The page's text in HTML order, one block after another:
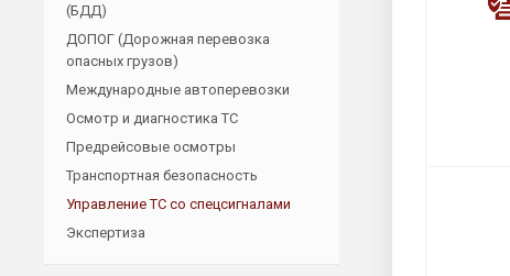
(БДД)
ДОПОГ (Дорожная перевозка
опасных грузов)
Международные автоперевозки
Осмотр и диагностика ТС
Предрейсовые осмотры
Транспортная безопасность
Управление ТС со спецсигналами
Экспертиза